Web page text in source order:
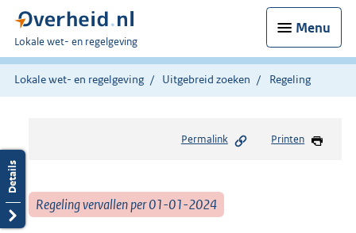
Menu
U
bent
hier:
Lokale wet- en regelgeving
Lokale wet- en regelgeving Uitgebreid zoeken Regeling
Permalink Printen
Regeling vervallen per 01-01-2024